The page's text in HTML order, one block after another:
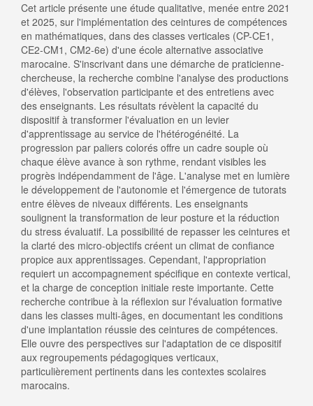
Cet article présente une étude qualitative, menée entre 2021
et 2025, sur l'implémentation des ceintures de compétences
en mathématiques, dans des classes verticales (CP-CE1,
CE2-CM1, CM2-6e) d'une école alternative associative
marocaine. S'inscrivant dans une démarche de praticienne-
chercheuse, la recherche combine l'analyse des productions
d'élèves, l'observation participante et des entretiens avec
des enseignants. Les résultats révèlent la capacité du
dispositif à transformer l'évaluation en un levier
d'apprentissage au service de l'hétérogénéité. La
progression par paliers colorés offre un cadre souple où
chaque élève avance à son rythme, rendant visibles les
progrès indépendamment de l'âge. L'analyse met en lumière
le développement de l'autonomie et l'émergence de tutorats
entre élèves de niveaux différents. Les enseignants
soulignent la transformation de leur posture et la réduction
du stress évaluatif. La possibilité de repasser les ceintures et
la clarté des micro-objectifs créent un climat de confiance
propice aux apprentissages. Cependant, l'appropriation
requiert un accompagnement spécifique en contexte vertical,
et la charge de conception initiale reste importante. Cette
recherche contribue à la réflexion sur l'évaluation formative
dans les classes multi-âges, en documentant les conditions
d'une implantation réussie des ceintures de compétences.
Elle ouvre des perspectives sur l'adaptation de ce dispositif
aux regroupements pédagogiques verticaux,
particulièrement pertinents dans les contextes scolaires
marocains.